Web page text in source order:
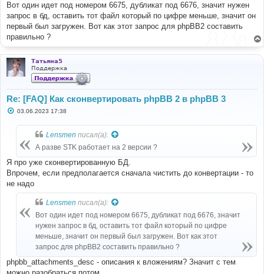
In
/ home/cxlaoamy/public_html/ forum3/install/ convert/con
vertor
php on line
SQL :
post_msg_id, topic_id, in_message, is_orphan,
poster_id
download_count
filesize, filetime
'6676', 0, 1,
'EMMC_ISP_HK.T.RT2861V09.jpg', '4' , '', 'jpg' ,
'image/jpeg'
Вот один идет под номером 6675, дубликат под 6676, значит нужен
запрос в бд, оставить тот файл который по цифре меньше, значит он
первый был загружен. Вот как этот запрос для phpBB2 составить
правильно ?
Татьяна5
Поддержка
Re: [FAQ] Как сконвертировать phpBB 2 в phpBB 3
С
е
03.06.2023 17:38
Lensmen писал(а):
А разве STK работает на 2 версии ?
Я про уже сконвертированную БД.
Впрочем, если предполагается сначала чистить до конвертации - то
не надо
Lensmen писал(а):
Вот один идет под номером 6675, дубликат под 6676, значит
нужен запрос в бд, оставить тот файл который по цифре
меньше, значит он первый был загружен. Вот как этот
запрос для phpBB2 составить правильно ?
phpbb_attachments_desc - описания к вложениям? Значит с тем